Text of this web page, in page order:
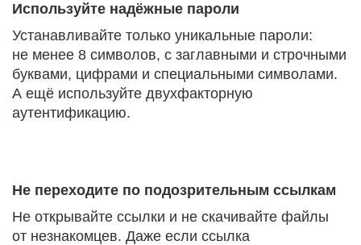
Используйте надёжные пароли
Устанавливайте только уникальные пароли:
не менее 8 символов, с заглавными и строчными
буквами, цифрами и специальными символами.
А ещё используйте двухфакторную
аутентификацию.
Не переходите по подозрительным ссылкам
Не открывайте ссылки и не скачивайте файлы
от незнакомцев. Даже если ссылка